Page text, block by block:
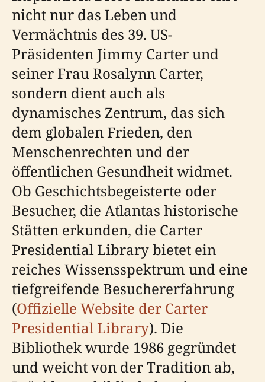
nicht nur das Leben und
Vermächtnis des 39. US-
Präsidenten Jimmy Carter und
seiner Frau Rosalynn Carter,
sondern dient auch als
dynamisches Zentrum, das sich
dem globalen Frieden, den
Menschenrechten und der
öffentlichen Gesundheit widmet.
Ob Geschichtsbegeisterte oder
Besucher, die Atlantas historische
Stätten erkunden, die Carter
Presidential Library bietet ein
reiches Wissensspektrum und eine
tiefgreifende Besuchererfahrung
(Offizielle Website der Carter
Presidential Library). Die
Bibliothek wurde 1986 gegründet
und weicht von der Tradition ab,